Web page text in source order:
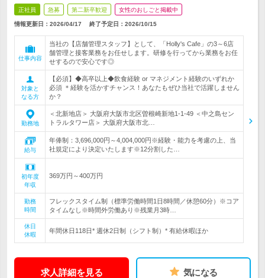
正社員 急募 第二新卒歓迎 女性のおしごと掲載中
情報更新日：2026/04/17 終了予定日： 2026/10/15
仕事内容
当社の【店舗管理スタッフ】として、「Holly's Cafe」の3～6店
舗管理と接客業務をお任せします。研修を行ってから業務をお任
せするので安心です◎
対象と
なる方
【必須】◆高卒以上◆飲食経験 or マネジメント経験のいずれか
必須 ＊経験を活かすチャンス！あなたもぜひ当社で活躍しません
か？
勤務地
＜北新地店＞ 大阪府大阪市北区曽根崎新地1-1-49 ＜中之島セン
トラルタワー店＞ 大阪府大阪市北…
給与
年俸制：3,696,000円～4,004,000円※経験・能力を考慮の上、当
社規定により決定いたします※12分割した…
初年度
年収
369万円～400万円
勤務
時間
フレックスタイム制（標準労働時間1日8時間／休憩60分）※コア
タイムなし※時間外労働あり※残業月3時…
休日
休暇
年間休日118日* 週休2日制（シフト制）* 有給休暇ほか
求人詳細を見る 気になる